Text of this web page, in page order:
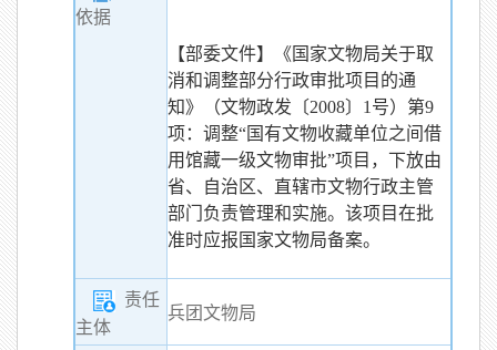
依据
【部委文件】《国家文物局关于取
消和调整部分行政审批项目的通
知》（文物政发〔2008〕1号）第9
项：调整“国有文物收藏单位之间借
用馆藏一级文物审批”项目，下放由
省、自治区、直辖市文物行政主管
部门负责管理和实施。该项目在批
准时应报国家文物局备案。
责任
主体
兵团文物局